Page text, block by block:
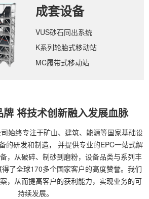
成套设备
VUS砂石同出系统
K系列轮胎式移动站
MC履带式移动站
牌 将技术创新融入发展血脉
始终专注于矿山、建筑、能源等国家基础设
的研发和制造，
并提供专业的EPC一站式解
，从破碎、制砂到磨粉，设备品类与系列丰
得了全球170多个国家客户的高度赞誉。我们
，从而提高客户的获利能力，实现业务的可
持续发展。